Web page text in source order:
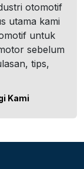
otomotif
utama kami
untuk
sebelum
tips,
Kami